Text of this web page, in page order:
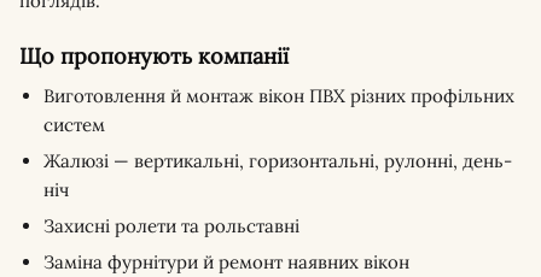
Що пропонують компанії
Виготовлення й монтаж вікон ПВХ різних профільних
систем
Жалюзі — вертикальні, горизонтальні, рулонні, день-
ніч
Захисні ролети та рольставні
Заміна фурнітури й ремонт наявних вікон